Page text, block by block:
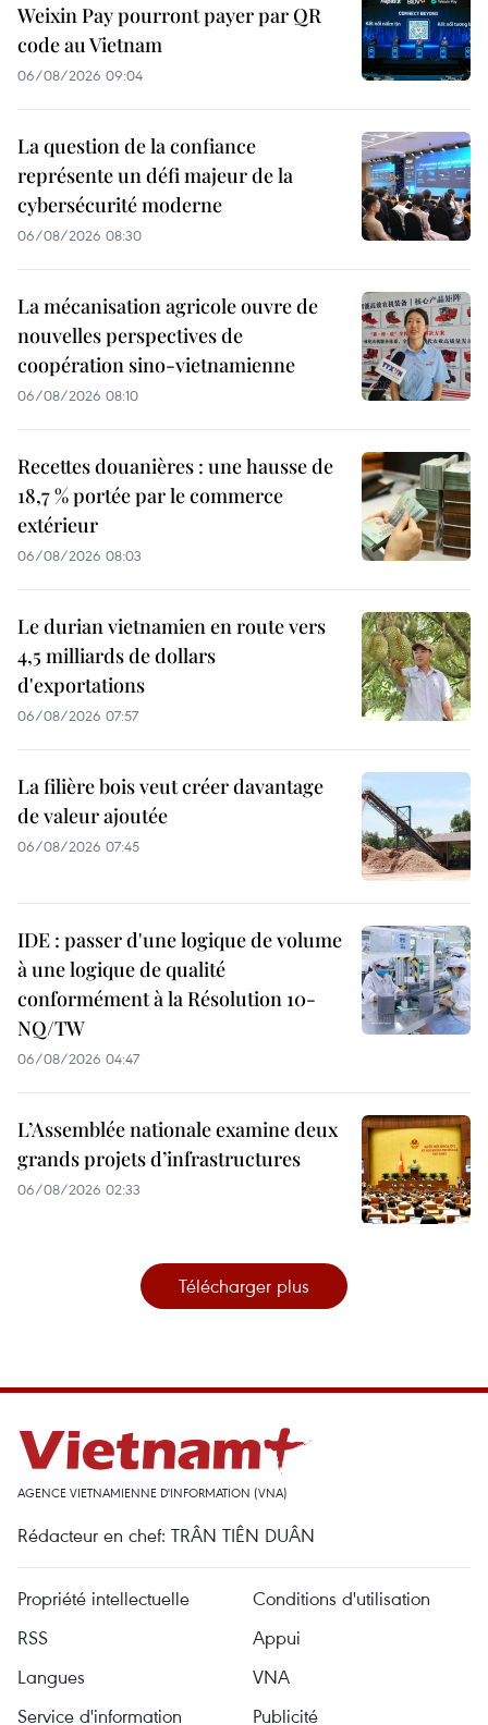
Weixin Pay pourront payer par QR
code au Vietnam
06/08/2026 09:04
La question de la confiance
représente un défi majeur de la
cybersécurité moderne
06/08/2026 08:30
La mécanisation agricole ouvre de
nouvelles perspectives de
coopération sino-vietnamienne
06/08/2026 08:10
Recettes douanières : une hausse de
18,7 % portée par le commerce
extérieur
06/08/2026 08:03
Le durian vietnamien en route vers
4,5 milliards de dollars
d'exportations
06/08/2026 07:57
La filière bois veut créer davantage
de valeur ajoutée
06/08/2026 07:45
IDE : passer d'une logique de volume
à une logique de qualité
conformément à la Résolution 10-
NQ/TW
06/08/2026 04:47
L’Assemblée nationale examine deux
grands projets d’infrastructures
06/08/2026 02:33
Télécharger plus
AGENCE VIETNAMIENNE D'INFORMATION (VNA)
Rédacteur en chef: TRÂN TIÊN DUÂN
Propriété intellectuelle
Conditions d'utilisation
RSS
Appui
Langues
VNA
Service d'information
Publicité